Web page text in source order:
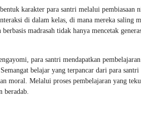
karakter para santri melalui pembiasaan
di dalam kelas, di mana mereka saling
madrasah tidak hanya mencetak
para santri mendapatkan
belajar yang terpancar dari para
moral. Melalui proses pembelajaran yang
beradab.